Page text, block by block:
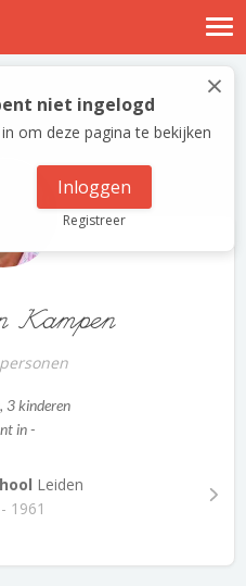
verhalen
in
aan
×
niet ingelogd
om deze pagina te bekijken
Inloggen
Registreer
Kampen
, 3 kinderen
in -
Leiden
1961